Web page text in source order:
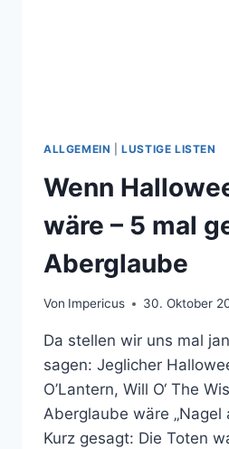
ALLGEMEIN |LUSTIGE LISTEN
Wenn
wäre – 5 mal
Aberglaube
Von Impericus 30. Oktober
Da stellen wir uns mal
sagen: Jeglicher
O’Lantern, Will O‘ The
Aberglaube wäre „Nagel
Kurz gesagt: Die Toten